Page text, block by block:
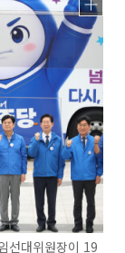
선대위원장이 19